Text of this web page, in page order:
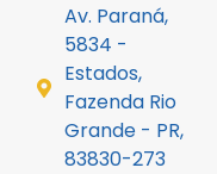
Av. Paraná,
5834 -
Estados,
Fazenda Rio
Grande - PR,
83830-273